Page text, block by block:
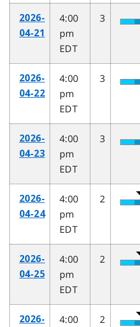
2026-
04-21
4:00
pm
EDT
3
2026-
04-22
4:00
pm
EDT
3
2026-
04-23
4:00
pm
EDT
3
2026-
04-24
4:00
pm
EDT
2
2026-
04-25
4:00
pm
EDT
2
2026-
4:00
2